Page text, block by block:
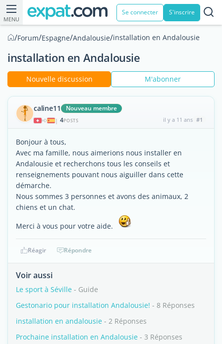
MENU
Se connecter S'inscrire
/Forum/Espagne/Andalousie/installation en Andalousie
installation en Andalousie
Nouvelle discussion M'abonner
caline11 Nouveau membre
| 4POSTS il y a 11 ans #1
Bonjour à tous,
Avec ma famille, nous aimerions nous installer en
Andalousie et recherchons tous les conseils et
renseignements pouvant nous aiguiller dans cette
démarche.
Nous sommes 3 personnes et avons des animaux, 2
chiens et un chat.
Merci à vous pour votre aide.
Réagir Répondre
Voir aussi
Le sport à Séville - Guide
Gestonario pour installation Andalousie! - 8 Réponses
installation en andalousie - 2 Réponses
Prochaine installation en Andalousie - 3 Réponses